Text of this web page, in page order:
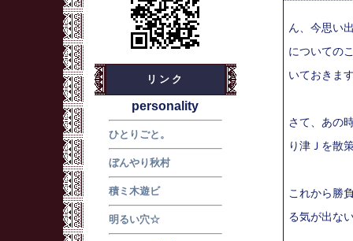
リンク
personality
ひとりごと。
ぼんやり秋村
積ミ木遊ビ
明るい穴☆
ん、今思い
についての
いておきま
さて、あの
り津Ｊを散
これから勝
る気が出な